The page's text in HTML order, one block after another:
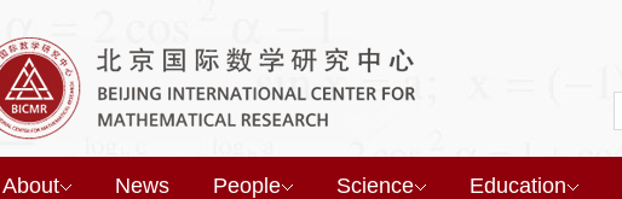
About News People Science Education